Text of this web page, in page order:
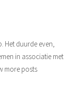
Het duurde even,
in associatie met
more posts